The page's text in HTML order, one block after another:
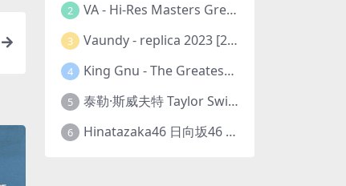
2 VA - Hi-Res Masters Greatest Hits Ever Vol. III 2023 [24Bit/192kHz] [Hi-Res Flac 10.5GB]
3 Vaundy - replica 2023 [24bit/48kHz] [Hi-Res Flac 1.6GB]
4 King Gnu - The Greatest Unknown 2023 [24Bit/48kHz] [Hi-Res Flac 752MB]
5 泰勒·斯威夫特 Taylor Swift - The Eras Tour 2023 [24bit/44.1kHz] [Hi-Res Flac 2.02GB]
6 Hinatazaka46 日向坂46 - 脈打つ感情 2023 [24bit/96kHz] [Hi-Res Flac 3.3GB]